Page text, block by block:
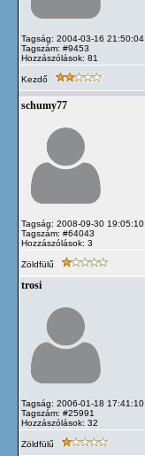
Tagság: 2004-03-16 21:50:04
Tagszám: #9453
Hozzászólások: 81
Kezdő
schumy77
Tagság: 2008-09-30 19:05:10
Tagszám: #64043
Hozzászólások: 3
Zöldfülű
trosi
Tagság: 2006-01-18 17:41:10
Tagszám: #25991
Hozzászólások: 32
Zöldfülű